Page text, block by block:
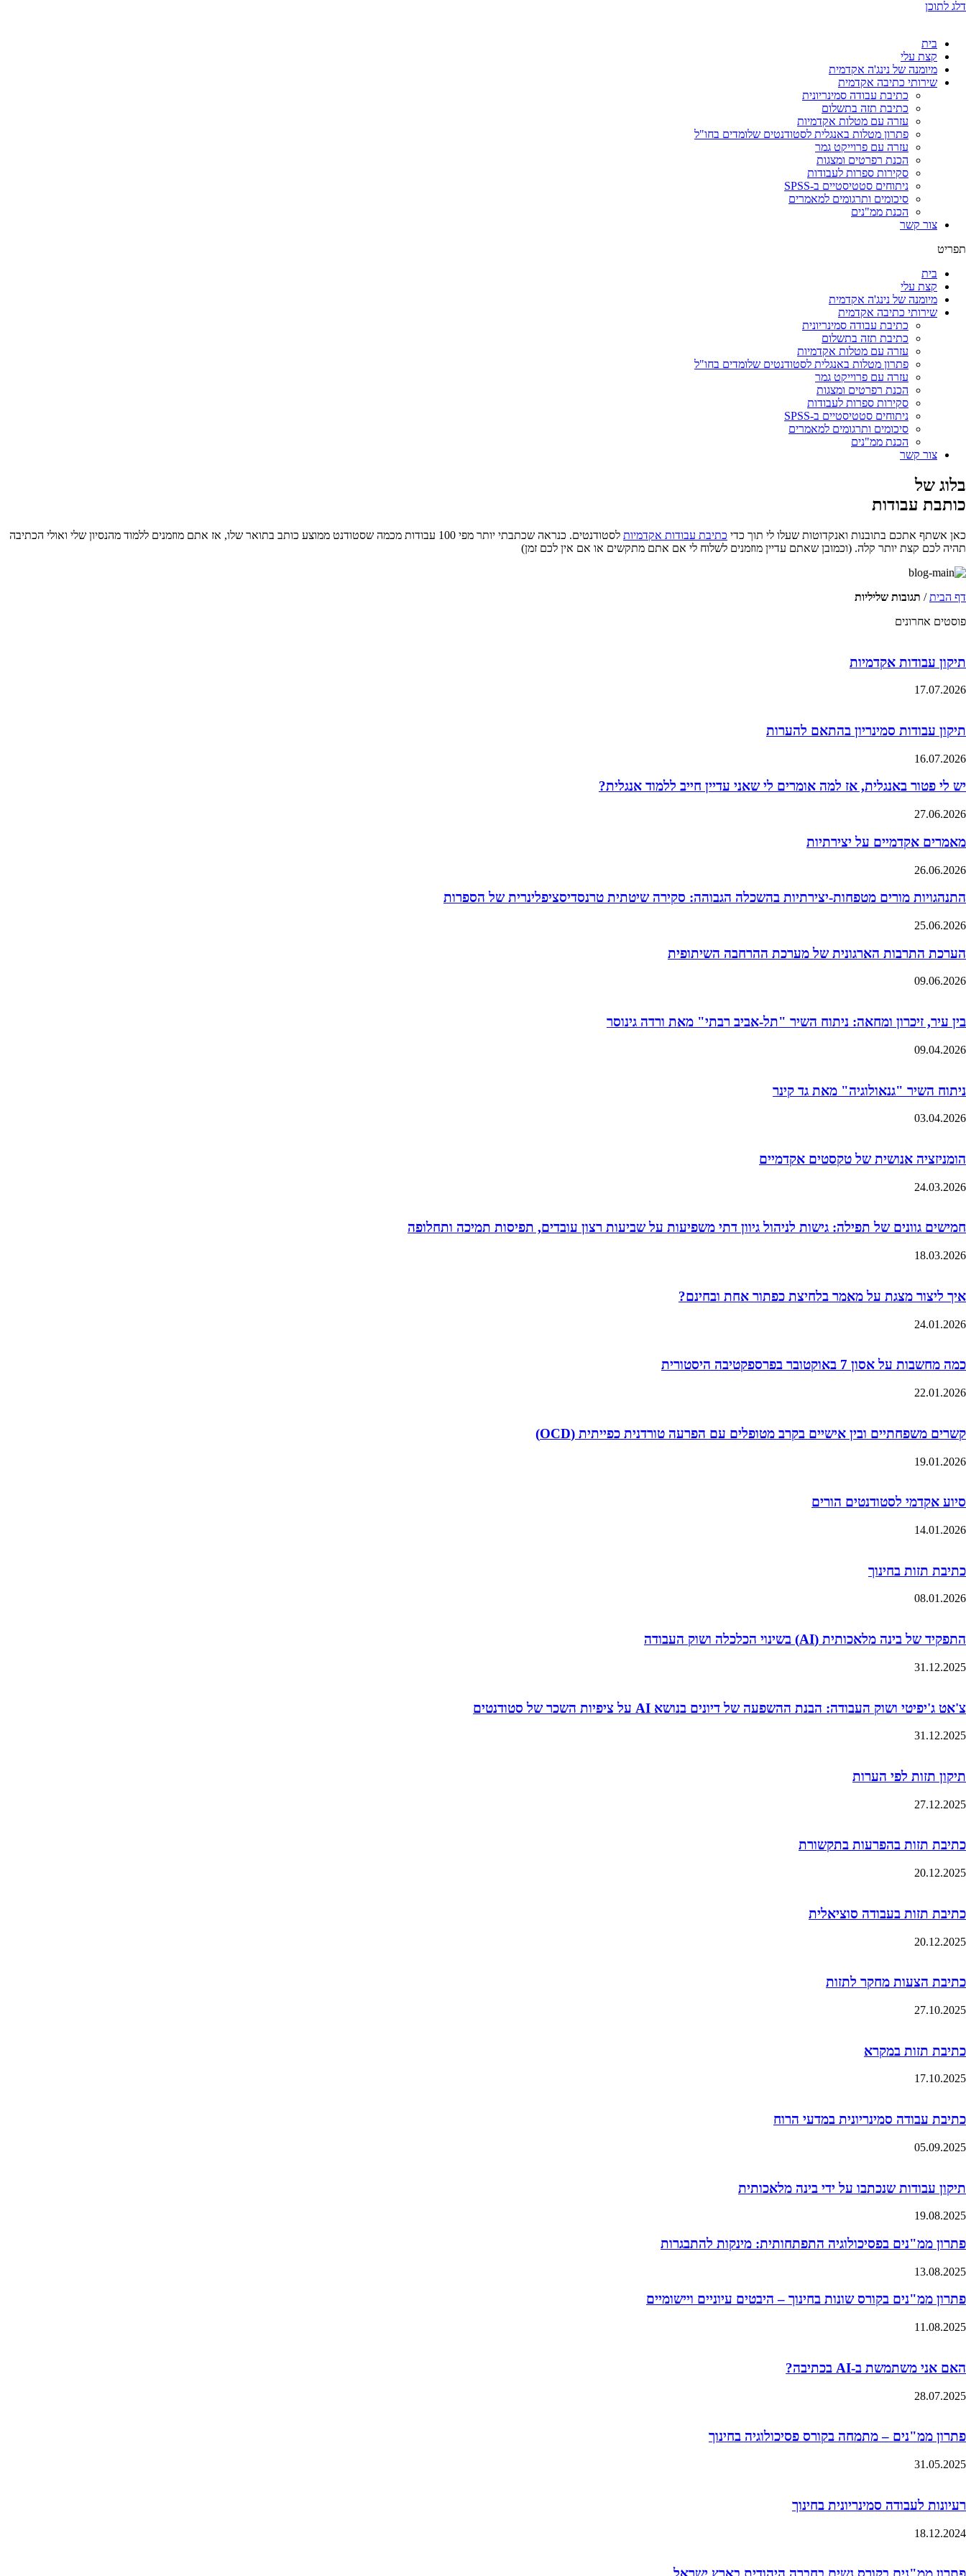
דלג לתוכן
בית
קצת עלי
מיומנה של נינג'ה אקדמית
שירותי כתיבה אקדמית
כתיבת עבודה סמינריונית
כתיבת תזה בתשלום
עזרה עם מטלות אקדמיות
פתרון מטלות באנגלית לסטודנטים שלומדים בחו"ל
עזרה עם פרוייקט גמר
הכנת רפרטים ומצגות
סקירות ספרות לעבודות
ניתוחים סטטיסטיים ב-SPSS
סיכומים ותרגומים למאמרים
הכנת ממ"נים
צור קשר
תפריט
בית
קצת עלי
מיומנה של נינג'ה אקדמית
שירותי כתיבה אקדמית
כתיבת עבודה סמינריונית
כתיבת תזה בתשלום
עזרה עם מטלות אקדמיות
פתרון מטלות באנגלית לסטודנטים שלומדים בחו"ל
עזרה עם פרוייקט גמר
הכנת רפרטים ומצגות
סקירות ספרות לעבודות
ניתוחים סטטיסטיים ב-SPSS
סיכומים ותרגומים למאמרים
הכנת ממ"נים
צור קשר
בלוג של
כותבת עבודות
כאן אשתף אתכם בתובנות ואנקדוטות שעלו לי תוך כדי כתיבת עבודות אקדמיות
לסטודנטים. כנראה שכתבתי יותר מפי 100 עבודות מכמה שסטודנט ממוצע כותב בתואר שלו, אז אתם מוזמנים ללמוד מהנסיון שלי ואולי הכתיבה
תהיה לכם קצת יותר קלה. (וכמובן שאתם עדיין מוזמנים לשלוח לי אם אתם מתקשים או אם אין לכם זמן)
דף הבית/ תגובות שליליות
פוסטים אחרונים
תיקון עבודות אקדמיות
17.07.2026
תיקון עבודות סמינריון בהתאם להערות
16.07.2026
יש לי פטור באנגלית, אז למה אומרים לי שאני עדיין חייב ללמוד אנגלית?
27.06.2026
מאמרים אקדמיים על יצירתיות
26.06.2026
התנהגויות מורים מטפחות-יצירתיות בהשכלה הגבוהה: סקירה שיטתית טרנסדיסציפלינרית של הספרות
25.06.2026
הערכת התרבות הארגונית של מערכת ההרחבה השיתופית
09.06.2026
בין עיר, זיכרון ומחאה: ניתוח השיר "תל-אביב רבתי" מאת ורדה גינוסר
09.04.2026
ניתוח השיר "גנאולוגיה" מאת גד קינר
03.04.2026
הומניזציה אנושית של טקסטים אקדמיים
24.03.2026
חמישים גוונים של תפילה: גישות לניהול גיוון דתי משפיעות על שביעות רצון עובדים, תפיסות תמיכה ותחלופה
18.03.2026
איך ליצור מצגת על מאמר בלחיצת כפתור אחת ובחינם?
24.01.2026
כמה מחשבות על אסון 7 באוקטובר בפרספקטיבה היסטורית
22.01.2026
קשרים משפחתיים ובין אישיים בקרב מטופלים עם הפרעה טורדנית כפייתית (OCD)
19.01.2026
סיוע אקדמי לסטודנטים הורים
14.01.2026
כתיבת תזות בחינוך
08.01.2026
התפקיד של בינה מלאכותית (AI) בשינוי הכלכלה ושוק העבודה
31.12.2025
צ'אט ג'יפיטי ושוק העבודה: הבנת ההשפעה של דיונים בנושא AI על ציפיות השכר של סטודנטים
31.12.2025
תיקון תזות לפי הערות
27.12.2025
כתיבת תזות בהפרעות בתקשורת
20.12.2025
כתיבת תזות בעבודה סוציאלית
20.12.2025
כתיבת הצעות מחקר לתזות
27.10.2025
כתיבת תזות במקרא
17.10.2025
כתיבת עבודה סמינריונית במדעי הרוח
05.09.2025
תיקון עבודות שנכתבו על ידי בינה מלאכותית
19.08.2025
פתרון ממ"נים בפסיכולוגיה התפתחותית: מינקות להתבגרות
13.08.2025
פתרון ממ"נים בקורס שונות בחינוך – היבטים עיוניים ויישומיים
11.08.2025
האם אני משתמשת ב-AI בכתיבה?
28.07.2025
פתרון ממ"נים – מתמחה בקורס פסיכולוגיה בחינוך
31.05.2025
רעיונות לעבודה סמינריונית בחינוך
18.12.2024